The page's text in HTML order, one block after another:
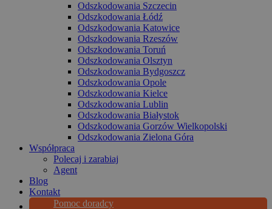
Odszkodowania Szczecin
Odszkodowania Łódź
Odszkodowania Katowice
Odszkodowania Rzeszów
Odszkodowania Toruń
Odszkodowania Olsztyn
Odszkodowania Bydgoszcz
Odszkodowania Opole
Odszkodowania Kielce
Odszkodowania Lublin
Odszkodowania Białystok
Odszkodowania Gorzów Wielkopolski
Odszkodowania Zielona Góra
Współpraca
Polecaj i zarabiaj
Agent
Blog
Kontakt
Pomoc doradcy